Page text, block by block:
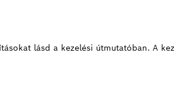
lásd a kezelési útmutatóban. A